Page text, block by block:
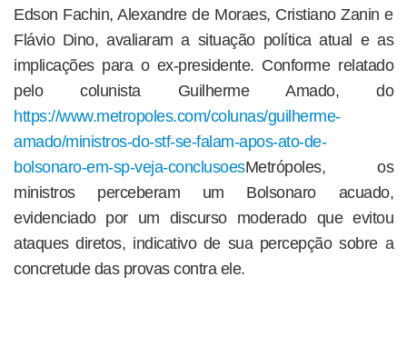
Edson Fachin, Alexandre de Moraes, Cristiano Zanin e
Flávio Dino, avaliaram a situação política atual e as
implicações para o ex-presidente. Conforme relatado
pelo colunista Guilherme Amado, do
https://www.metropoles.com/colunas/guilherme-
amado/ministros-do-stf-se-falam-apos-ato-de-
bolsonaro-em-sp-veja-conclusoesMetrópoles, os
ministros perceberam um Bolsonaro acuado,
evidenciado por um discurso moderado que evitou
ataques diretos, indicativo de sua percepção sobre a
concretude das provas contra ele.